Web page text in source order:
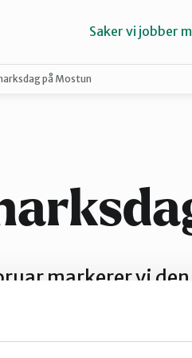
Strand
Saker vi jobber
på Mostun
markerer vi
informasjon
våtmark og